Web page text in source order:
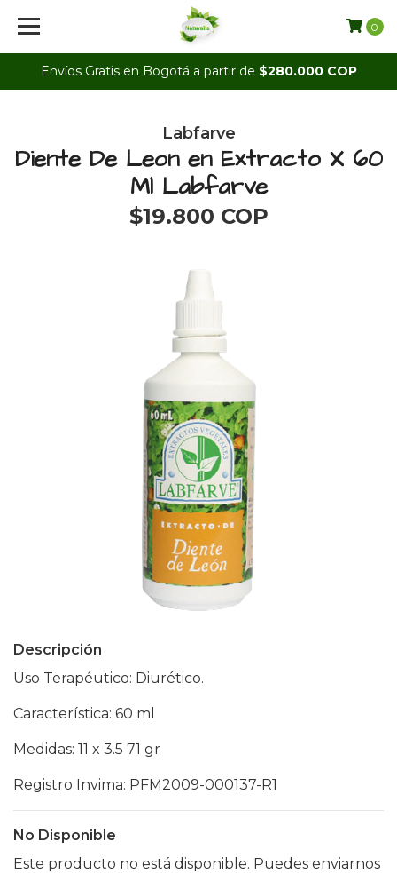
Envíos Gratis en Bogotá a partir de $280.000 COP
0
Labfarve
Diente De Leon en Extracto X 60
Ml Labfarve
$19.800 COP
Descripción
Uso Terapéutico: Diurético.
Característica: 60 ml
Medidas: 11 x 3.5 71 gr
Registro Invima: PFM2009-000137-R1
No Disponible
Este producto no está disponible. Puedes enviarnos